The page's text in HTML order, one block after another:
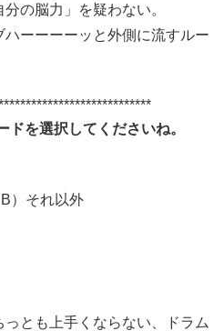
の脳力」を疑わない。
ーーーーッと外側に流すルー
ドを選択してくださいね。
それ以外
っとも上手くならない、ドラム